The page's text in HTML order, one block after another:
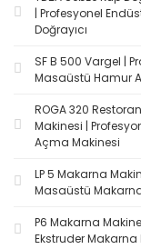
| Profesyonel
Doğrayıcı
SF B 500 Vargel |
Masaüstü Hamur
ROGA 320
Makinesi |
Açma Makinesi
LP 5 Makarna
Masaüstü
P6 Makarna
Ekstruder Makarna